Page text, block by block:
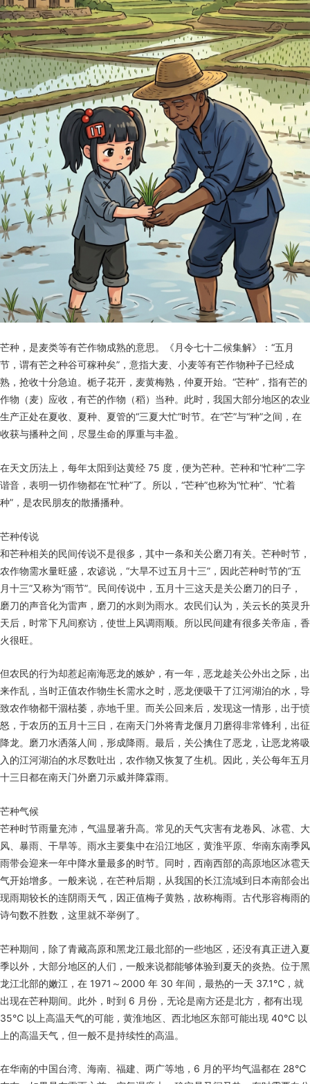
芒种，是麦类等有芒作物成熟的意思。《月令七十二候集解》：“五月
节，谓有芒之种谷可稼种矣”，意指大麦、小麦等有芒作物种子已经成
熟，抢收十分急迫。栀子花开，麦黄梅熟，仲夏开始。“芒种”，指有芒的
作物（麦）应收，有芒的作物（稻）当种。此时，我国大部分地区的农业
生产正处在夏收、夏种、夏管的“三夏大忙”时节。在“芒”与“种”之间，在
收获与播种之间，尽显生命的厚重与丰盈。
在天文历法上，每年太阳到达黄经 75 度，便为芒种。芒种和“忙种”二字
谐音，表明一切作物都在“忙种”了。所以，“芒种”也称为“忙种”、“忙着
种”，是农民朋友的散播播种。
芒种传说
和芒种相关的民间传说不是很多，其中一条和关公磨刀有关。芒种时节，
农作物需水量旺盛，农谚说，“大旱不过五月十三”，因此芒种时节的“五
月十三”又称为“雨节”。民间传说中，五月十三这天是关公磨刀的日子，
磨刀的声音化为雷声，磨刀的水则为雨水。农民们认为，关云长的英灵升
天后，时常下凡间察访，使世上风调雨顺。所以民间建有很多关帝庙，香
火很旺。
但农民的行为却惹起南海恶龙的嫉妒，有一年，恶龙趁关公外出之际，出
来作乱，当时正值农作物生长需水之时，恶龙便吸干了江河湖泊的水，导
致农作物都干涸枯萎，赤地千里。而关公回来后，发现这一情形，出于愤
怒，于农历的五月十三日，在南天门外将青龙偃月刀磨得非常锋利，出征
降龙。磨刀水洒落人间，形成降雨。最后，关公擒住了恶龙，让恶龙将吸
入的江河湖泊的水尽数吐出，农作物又恢复了生机。因此，关公每年五月
十三日都在南天门外磨刀示威并降霖雨。
芒种气候
芒种时节雨量充沛，气温显著升高。常见的天气灾害有龙卷风、冰雹、大
风、暴雨、干旱等。雨水主要集中在沿江地区，黄淮平原、华南东南季风
雨带会迎来一年中降水量最多的时节。同时，西南西部的高原地区冰雹天
气开始增多。一般来说，在芒种后期，从我国的长江流域到日本南部会出
现雨期较长的连阴雨天气，因正值梅子黄熟，故称梅雨。古代形容梅雨的
诗句数不胜数，这里就不举例了。
芒种期间，除了青藏高原和黑龙江最北部的一些地区，还没有真正进入夏
季以外，大部分地区的人们，一般来说都能够体验到夏天的炎热。位于黑
龙江北部的嫩江，在 1971～2000 年 30 年间，最热的一天 37.1℃，就
出现在芒种期间。此外，时到 6 月份，无论是南方还是北方，都有出现
35℃ 以上高温天气的可能，黄淮地区、西北地区东部可能出现 40℃ 以
上的高温天气，但一般不是持续性的高温。
在华南的中国台湾、海南、福建、两广等地，6 月的平均气温都在 28℃